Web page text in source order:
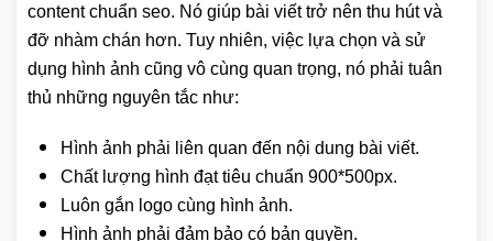
content chuẩn seo. Nó giúp bài viết trở nên thu hút và
đỡ nhàm chán hơn. Tuy nhiên, việc lựa chọn và sử
dụng hình ảnh cũng vô cùng quan trọng, nó phải tuân
thủ những nguyên tắc như:
Hình ảnh phải liên quan đến nội dung bài viết.
Chất lượng hình đạt tiêu chuẩn 900*500px.
Luôn gắn logo cùng hình ảnh.
Hình ảnh phải đảm bảo có bản quyền.